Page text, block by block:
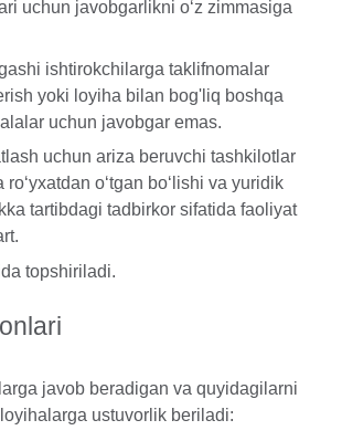
uchun javobgarlikni o‘z zimmasiga
ishtirokchilarga taklifnomalar
yoki loyiha bilan bog'liq boshqa
uchun javobgar emas.
uchun ariza beruvchi tashkilotlar
ro‘yxatdan o‘tgan bo‘lishi va yuridik
tartibdagi tadbirkor sifatida faoliyat
topshiriladi.
javob beradigan va quyidagilarni
ustuvorlik beriladi: